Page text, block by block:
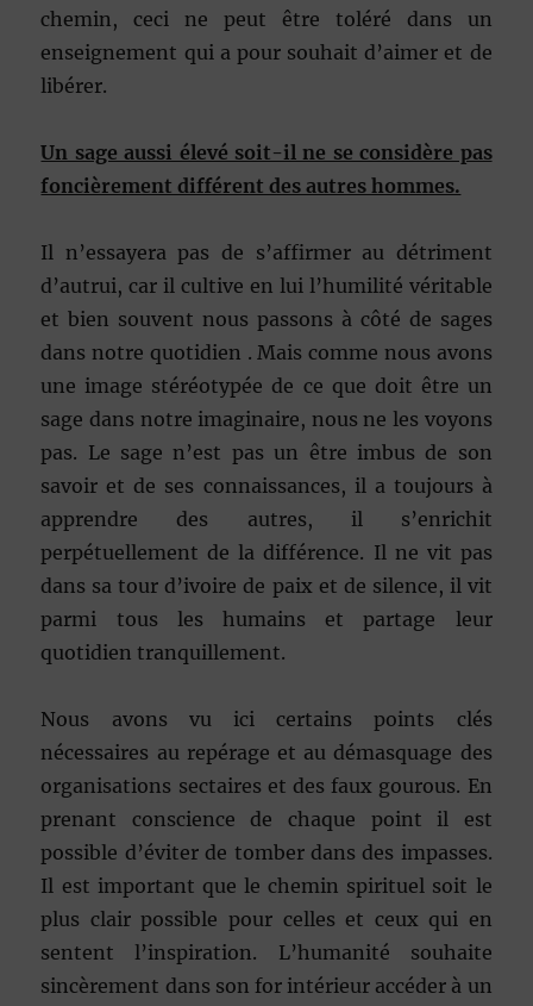
chemin, ceci ne peut être toléré dans un
enseignement qui a pour souhait d’aimer et de
libérer.
Un sage aussi élevé soit-il ne se considère pas
foncièrement différent des autres hommes.
Il n’essayera pas de s’affirmer au détriment
d’autrui, car il cultive en lui l’humilité véritable
et bien souvent nous passons à côté de sages
dans notre quotidien . Mais comme nous avons
une image stéréotypée de ce que doit être un
sage dans notre imaginaire, nous ne les voyons
pas. Le sage n’est pas un être imbus de son
savoir et de ses connaissances, il a toujours à
apprendre des autres, il s’enrichit
perpétuellement de la différence. Il ne vit pas
dans sa tour d’ivoire de paix et de silence, il vit
parmi tous les humains et partage leur
quotidien tranquillement.
Nous avons vu ici certains points clés
nécessaires au repérage et au démasquage des
organisations sectaires et des faux gourous. En
prenant conscience de chaque point il est
possible d’éviter de tomber dans des impasses.
Il est important que le chemin spirituel soit le
plus clair possible pour celles et ceux qui en
sentent l’inspiration. L’humanité souhaite
sincèrement dans son for intérieur accéder à un